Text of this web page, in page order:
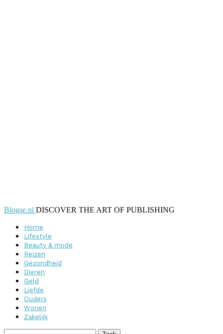
Blogse.nl DISCOVER THE ART OF PUBLISHING
Home
Lifestyle
Beauty & mode
Reizen
Gezondheid
Dieren
Geld
Liefde
Ouders
Wonen
Zakelijk